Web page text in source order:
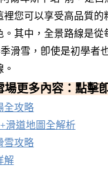
裡您可以享受高品質的
。其中，全景路線是從
滑雪，卽使是初學者
場更多內容：點擊
全攻略
滑道地圖全解析
雪攻略
解